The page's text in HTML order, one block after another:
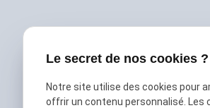
Le secret de nos cookies ?
Notre site utilise des cookies pour
offrir un contenu personnalisé.